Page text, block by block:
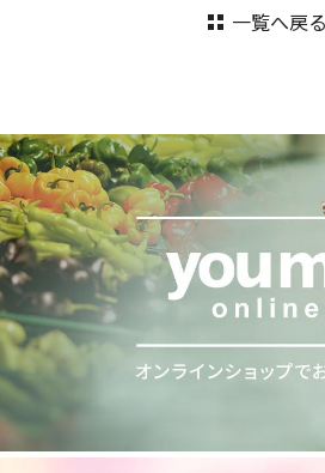
一覧へ戻る